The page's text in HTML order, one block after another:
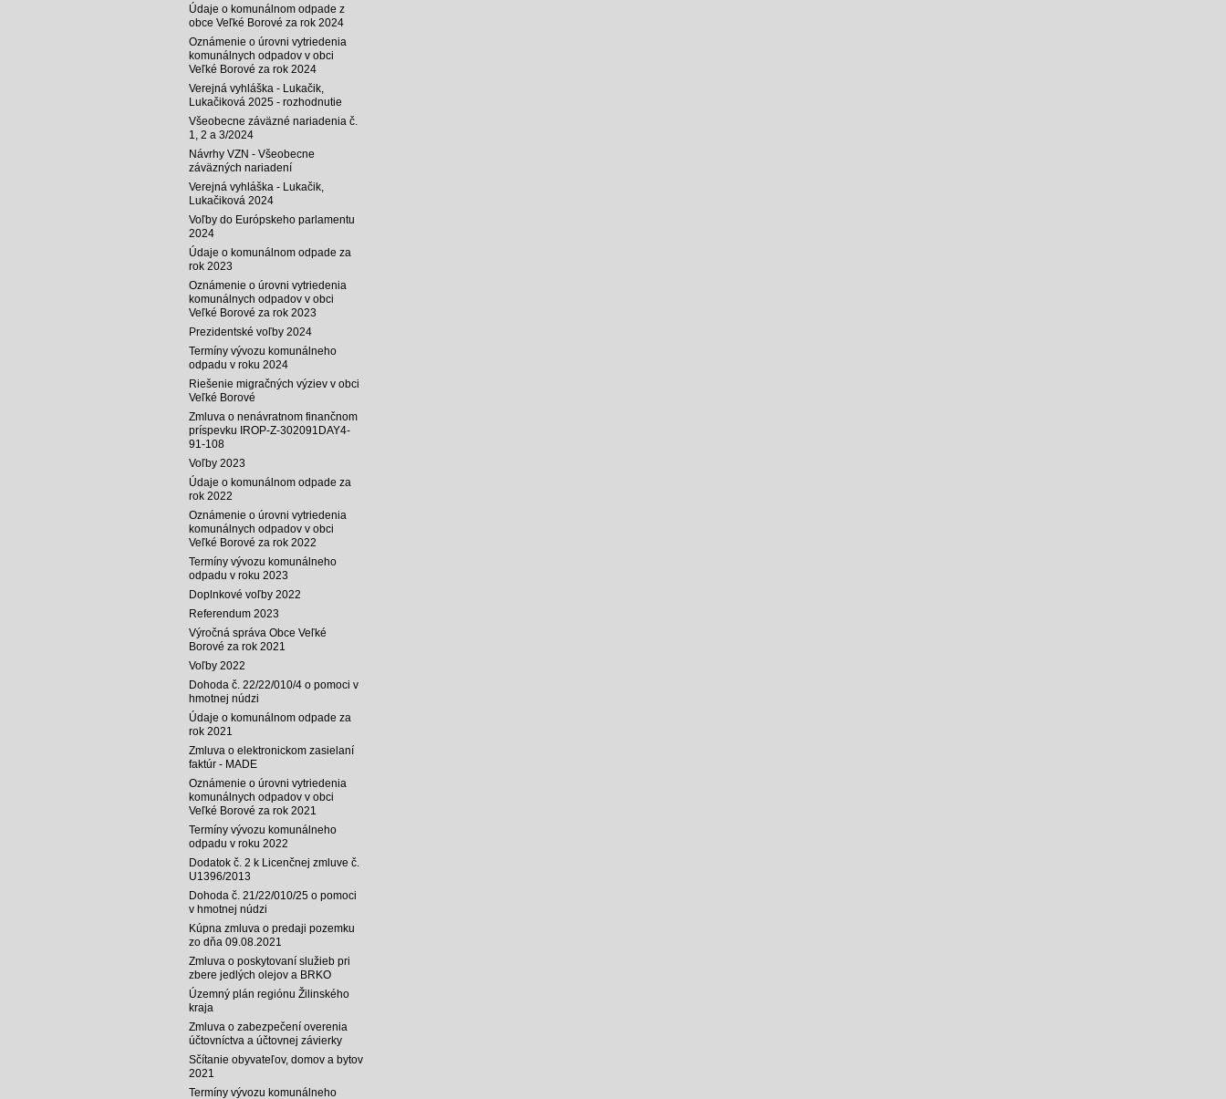
Údaje o komunálnom odpade z
obce Veľké Borové za rok 2024
Oznámenie o úrovni vytriedenia
komunálnych odpadov v obci
Veľké Borové za rok 2024
Verejná vyhláška - Lukačik,
Lukačiková 2025 - rozhodnutie
Všeobecne záväzné nariadenia č.
1, 2 a 3/2024
Návrhy VZN - Všeobecne
záväzných nariadení
Verejná vyhláška - Lukačik,
Lukačiková 2024
Voľby do Európskeho parlamentu
2024
Údaje o komunálnom odpade za
rok 2023
Oznámenie o úrovni vytriedenia
komunálnych odpadov v obci
Veľké Borové za rok 2023
Prezidentské voľby 2024
Termíny vývozu komunálneho
odpadu v roku 2024
Riešenie migračných výziev v obci
Veľké Borové
Zmluva o nenávratnom finančnom
príspevku IROP-Z-302091DAY4-
91-108
Voľby 2023
Údaje o komunálnom odpade za
rok 2022
Oznámenie o úrovni vytriedenia
komunálnych odpadov v obci
Veľké Borové za rok 2022
Termíny vývozu komunálneho
odpadu v roku 2023
Doplnkové voľby 2022
Referendum 2023
Výročná správa Obce Veľké
Borové za rok 2021
Voľby 2022
Dohoda č. 22/22/010/4 o pomoci v
hmotnej núdzi
Údaje o komunálnom odpade za
rok 2021
Zmluva o elektronickom zasielaní
faktúr - MADE
Oznámenie o úrovni vytriedenia
komunálnych odpadov v obci
Veľké Borové za rok 2021
Termíny vývozu komunálneho
odpadu v roku 2022
Dodatok č. 2 k Licenčnej zmluve č.
U1396/2013
Dohoda č. 21/22/010/25 o pomoci
v hmotnej núdzi
Kúpna zmluva o predaji pozemku
zo dňa 09.08.2021
Zmluva o poskytovaní služieb pri
zbere jedlých olejov a BRKO
Územný plán regiónu Žilinského
kraja
Zmluva o zabezpečení overenia
účtovníctva a účtovnej závierky
Sčítanie obyvateľov, domov a bytov
2021
Termíny vývozu komunálneho